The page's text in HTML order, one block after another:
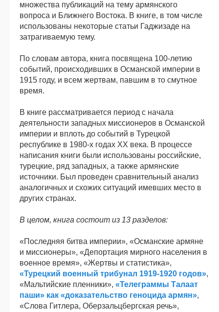
множества публикаций на тему армянского
вопроса и Ближнего Востока. В книге, в том числе
использованы некоторые статьи Гаджизаде на
затрагиваемую тему.
По словам автора, книга посвящена 100-летию
событий, происходивших в Османской империи в
1915 году, и всем жертвам, павшим в то смутное
время.
В книге рассматривается период с начала
деятельности западных миссионеров в Османской
империи и вплоть до событий в Турецкой
республике в 1980-х годах ХХ века. В процессе
написания книги были использованы российские,
турецкие, ряд западных, а также армянские
источники. Был проведен сравнительный анализ
аналогичных и схожих ситуаций имевших место в
других странах.
В целом, книга состоит из 13 разделов:
«Последняя битва империи», «Османские армяне
и миссионеры», «Депортация мирного населения в
военное время», «Жертвы и статистика»,
«Турецкий военный трибунал 1919-1920 годов»,
«Мальтийские пленники», «Телеграммы Талаат
паши» как «доказательство геноцида армян»,
«Слова Гитлера, Оберзальцбергская речь»,